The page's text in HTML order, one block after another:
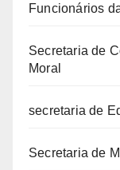
Funcionários
Secretaria de
Moral
secretaria de
Secretaria de